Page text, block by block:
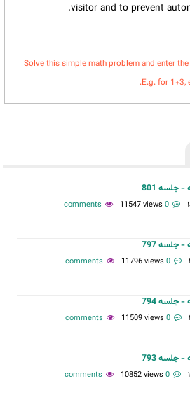
visitor and to prevent
Solve this simple math problem and enter
E.g. for 1+3,
جلسه 801
0 comments
11547 views
جلسه 797
0 comments
11796 views
جلسه 794
0 comments
11509 views
جلسه 793
0 comments
10852 views